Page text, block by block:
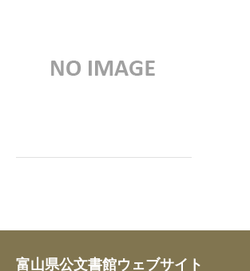
富山県公文書館ウェブサイト